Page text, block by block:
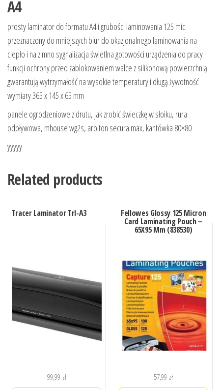
A4
prosty laminator do formatu A4 i grubości laminowania 125 mic.
przeznaczony do mniejszych biur do okazjonalnego laminowania na
ciepło i na zimno sygnalizacja świetlna gotowości urządzenia do pracy i
funkcji ochrony przed zablokowaniem walce z silikonową powierzchnią
gwarantują wytrzymałość na wysokie temperatury i długą żywotność
wymiary 365 x 145 x 65 mm
panele ogrodzeniowe z drutu, jak zrobić świeczkę w słoiku, rura
odpływowa, mhouse wg2s, arbiton secura max, kantówka 80×80
yyyyy
Related products
Tracer Laminator Trl-A3
99,99 zł
Fellowes Glossy 125 Micron
Card Laminating Pouch –
65X95 Mm (838530)
57,99 zł